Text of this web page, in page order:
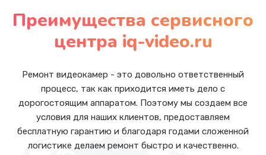
Заказать
от 1500 руб.
Заказать
Чистка от пыли
от 990 руб.
Преимущества сервисного
центра iq-video.ru
Ремонт видеокамер - это довольно ответственный
процесс, так как приходится иметь дело с
дорогостоящим аппаратом. Поэтому мы создаем все
условия для наших клиентов, предоставляем
бесплатную гарантию и благодаря годами сложенной
логистике делаем ремонт быстро и качественно.